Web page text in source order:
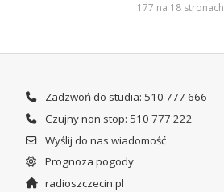
177 na 18 stronach
Zadzwoń do studia: 510 777 666
Czujny non stop: 510 777 222
Wyślij do nas wiadomość
Prognoza pogody
radioszczecin.pl